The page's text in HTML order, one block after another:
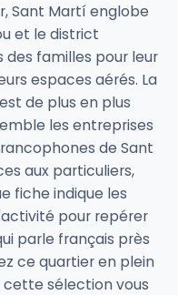
Sant Martí englobe
et le district
des familles pour leur
espaces aérés. La
de plus en plus
les entreprises
de Sant
aux particuliers,
fiche indique les
pour repérer
parle français près
ce quartier en plein
cette sélection vous